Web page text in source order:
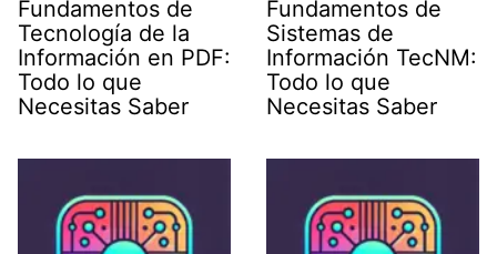
Fundamentos de
Tecnología de la
Información en PDF:
Todo lo que
Necesitas Saber
Fundamentos de
Sistemas de
Información TecNM:
Todo lo que
Necesitas Saber